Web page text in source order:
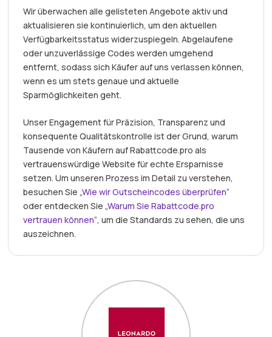
Wir überwachen alle gelisteten Angebote aktiv und
aktualisieren sie kontinuierlich, um den aktuellen
Verfügbarkeitsstatus widerzuspiegeln. Abgelaufene
oder unzuverlässige Codes werden umgehend
entfernt, sodass sich Käufer auf uns verlassen können,
wenn es um stets genaue und aktuelle
Sparmöglichkeiten geht.
Unser Engagement für Präzision, Transparenz und
konsequente Qualitätskontrolle ist der Grund, warum
Tausende von Käufern auf Rabattcode.pro als
vertrauenswürdige Website für echte Ersparnisse
setzen. Um unseren Prozess im Detail zu verstehen,
besuchen Sie „Wie wir Gutscheincodes überprüfen“
oder entdecken Sie „Warum Sie Rabattcode.pro
vertrauen können“, um die Standards zu sehen, die uns
auszeichnen.